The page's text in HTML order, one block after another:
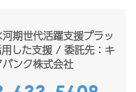
期世代活躍支援プラッ
用した支援 / 委託先：キ
バンク株式会社